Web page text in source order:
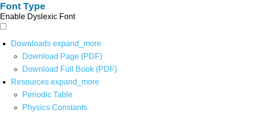
Font Type
Enable Dyslexic Font
Downloads expand_more
Download Page (PDF)
Download Full Book (PDF)
Resources expand_more
Periodic Table
Physics Constants